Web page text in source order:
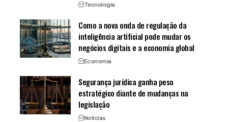
Tecnologia
Como a nova onda de regulação da
inteligência artificial pode mudar os
negócios digitais e a economia global
Economia
Segurança jurídica ganha peso
estratégico diante de mudanças na
legislação
Notícias